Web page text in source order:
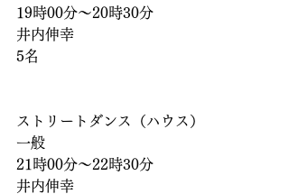
19時00分〜20時30分
井内伸幸
5名
ストリートダンス（ハウス）
一般
21時00分〜22時30分
井内伸幸